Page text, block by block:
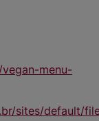
menu-
sites/default/